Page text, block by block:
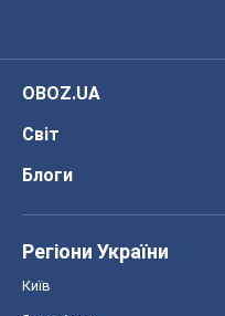
OBOZ.UA
Світ
Блоги
Регіони України
Київ